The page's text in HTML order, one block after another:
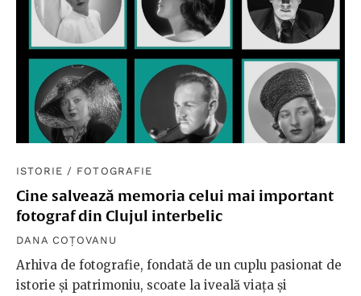
ISTORIE / FOTOGRAFIE
Cine salvează memoria celui mai important
fotograf din Clujul interbelic
DANA COȚOVANU
Arhiva de fotografie, fondată de un cuplu pasionat de
istorie și patrimoniu, scoate la iveală viața și